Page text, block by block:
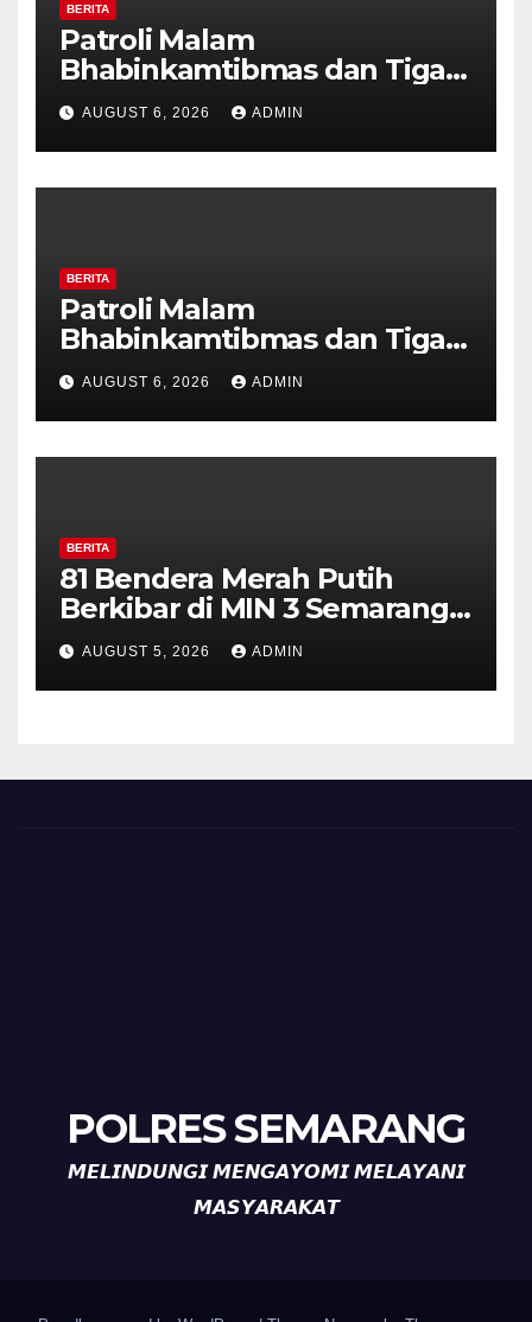
BERITA
Patroli Malam
Bhabinkamtibmas dan Tiga
Pilar Kelurahan Ungaran
Perkuat Kamtibmas, Warga
Diajak Aktifkan Ronda
AUGUST 6, 2026 ADMIN
BERITA
Patroli Malam
Bhabinkamtibmas dan Tiga
Pilar Kelurahan Ungaran
Perkuat Kamtibmas, Warga
Diajak Aktifkan Ronda
AUGUST 6, 2026 ADMIN
BERITA
81 Bendera Merah Putih
Berkibar di MIN 3 Semarang,
Bhabinkamtibmas Desa
Timpik Hadiri Peringatan
HUT ke-81 Kemerdekaan RI
AUGUST 5, 2026 ADMIN
POLRES SEMARANG
𝙈𝙀𝙇𝙄𝙉𝘿𝙐𝙉𝙂𝙄 𝙈𝙀𝙉𝙂𝘼𝙔𝙊𝙈𝙄 𝙈𝙀𝙇𝘼𝙔𝘼𝙉𝙄
𝙈𝘼𝙎𝙔𝘼𝙍𝘼𝙆𝘼𝙏